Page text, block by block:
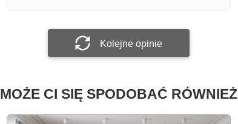
Kolejne opinie
MOŻE CI SIĘ SPODOBAĆ RÓWNIEŻ